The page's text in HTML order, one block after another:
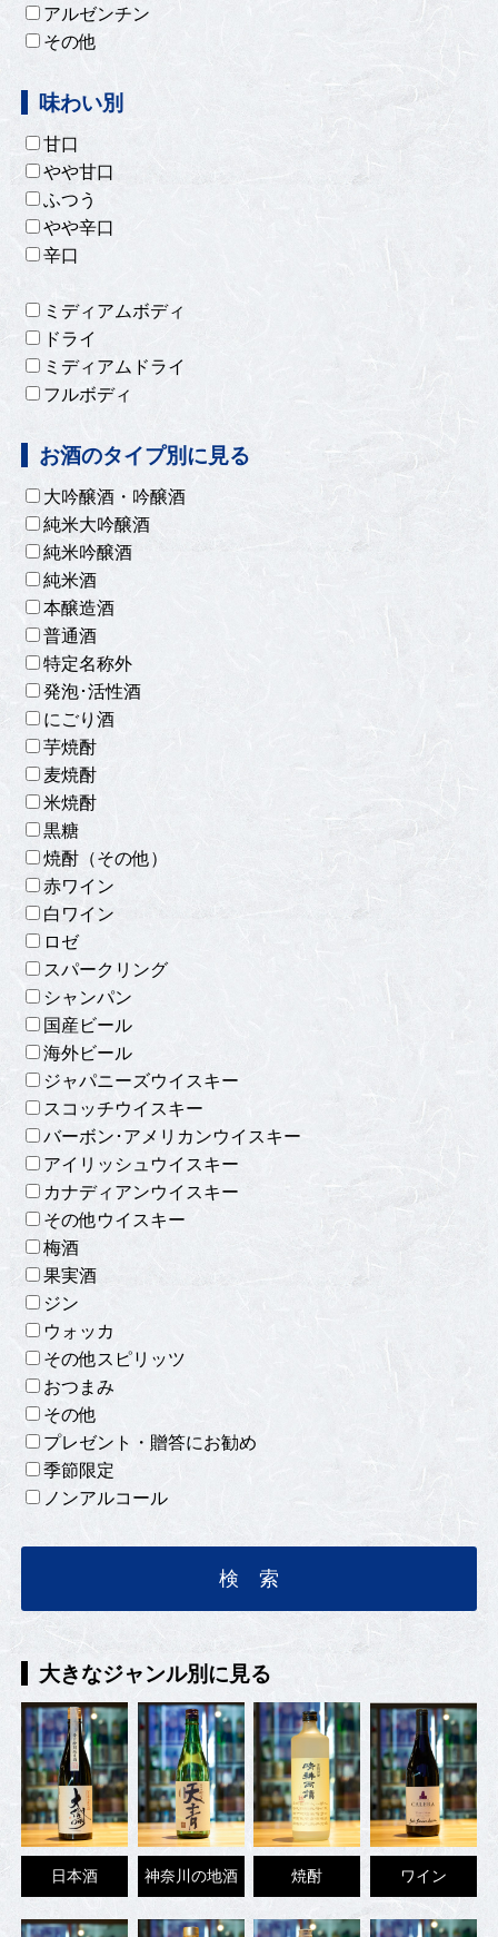
アルゼンチン
その他
味わい別
甘口
やや甘口
ふつう
やや辛口
辛口
ミディアムボディ
ドライ
ミディアムドライ
フルボディ
お酒のタイプ別に見る
大吟醸酒・吟醸酒
純米大吟醸酒
純米吟醸酒
純米酒
本醸造酒
普通酒
特定名称外
発泡･活性酒
にごり酒
芋焼酎
麦焼酎
米焼酎
黒糖
焼酎（その他）
赤ワイン
白ワイン
ロゼ
スパークリング
シャンパン
国産ビール
海外ビール
ジャパニーズウイスキー
スコッチウイスキー
バーボン･アメリカンウイスキー
アイリッシュウイスキー
カナディアンウイスキー
その他ウイスキー
梅酒
果実酒
ジン
ウォッカ
その他スピリッツ
おつまみ
その他
プレゼント・贈答にお勧め
季節限定
ノンアルコール
大きなジャンル別に見る
日本酒 神奈川の地酒 焼酎 ワイン